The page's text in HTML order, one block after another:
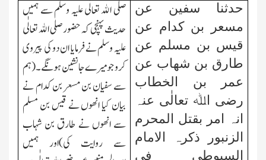
حدثنا سفین عن
مسعر بن کدام عن
قیس بن مسلم عن
طارق بن شھاب عن
عمر بن الخطاب
رضی اﷲ تعالٰی عنہ
انہ امر بقتل المحرم
الزنبور ذکرہ الامام
السیوطی فی
صلی اﷲ تعالٰی علیہ وسلم سے ہمیں
حدیث پہنچی کہ حضور صلی اﷲ تعالٰی
علیہ وسلم نے فرمایا ان دو کی پیروی
کرو جو میرے جانشین ہونگے۔(ہم
سے سفیان بن مسعر بن کدام نے
بیان کیا انھوں نے قیس بن مسلم
سے انھوں نے طارق بن شہاب
سے روایت کی)اور ہمیں